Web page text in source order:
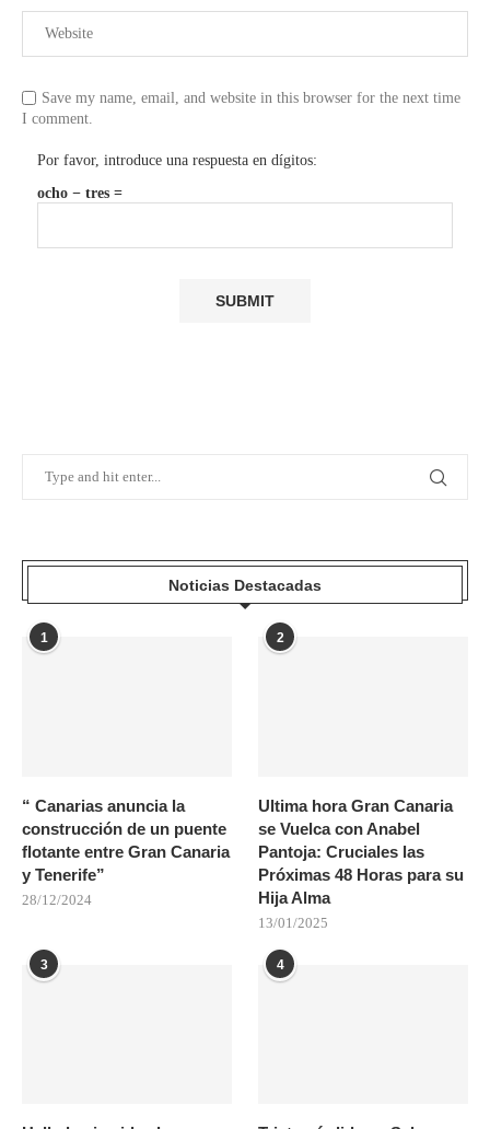
Save my name, email, and website in this browser for the next time
I comment.
Por favor, introduce una respuesta en dígitos:
ocho − tres =
Noticias Destacadas
1
“ Canarias anuncia la
construcción de un puente
flotante entre Gran Canaria
y Tenerife”
28/12/2024
2
Ultima hora Gran Canaria
se Vuelca con Anabel
Pantoja: Cruciales las
Próximas 48 Horas para su
Hija Alma
13/01/2025
3 4